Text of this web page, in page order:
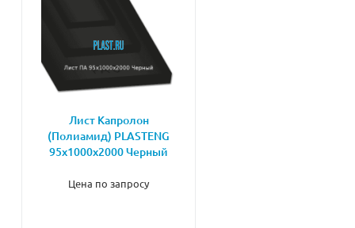
Лист Капролон
(Полиамид) PLASTENG
95х1000х2000 Черный
Цена по запросу